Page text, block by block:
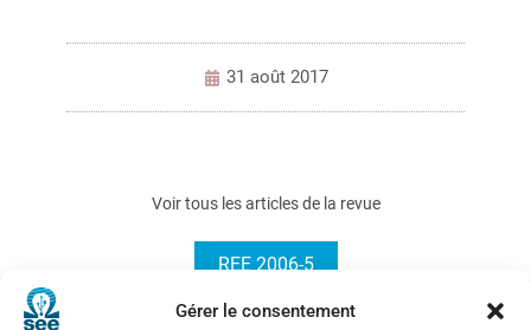
Gérer le consentement
31 août 2017
Voir tous les articles de la revue
REE 2006-5